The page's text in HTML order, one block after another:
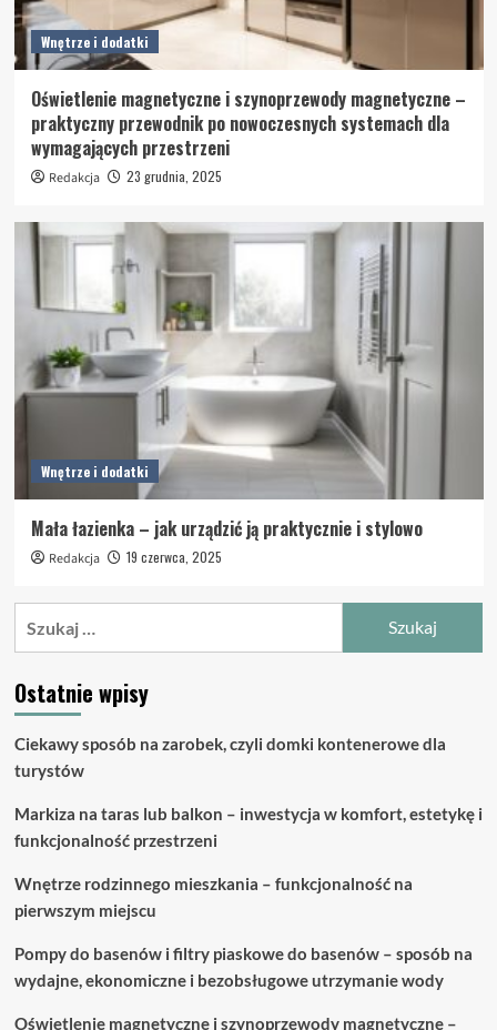
Wnętrze i dodatki
Oświetlenie magnetyczne i szynoprzewody magnetyczne –
praktyczny przewodnik po nowoczesnych systemach dla
wymagających przestrzeni
Redakcja 23 grudnia, 2025
Wnętrze i dodatki
Mała łazienka – jak urządzić ją praktycznie i stylowo
Redakcja 19 czerwca, 2025
Ostatnie wpisy
Ciekawy sposób na zarobek, czyli domki kontenerowe dla
turystów
Markiza na taras lub balkon – inwestycja w komfort, estetykę i
funkcjonalność przestrzeni
Wnętrze rodzinnego mieszkania – funkcjonalność na
pierwszym miejscu
Pompy do basenów i filtry piaskowe do basenów – sposób na
wydajne, ekonomiczne i bezobsługowe utrzymanie wody
Oświetlenie magnetyczne i szynoprzewody magnetyczne –